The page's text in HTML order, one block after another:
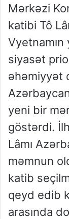
Mərkəzi
katibi Tô
siyasət
əhəmiyyət
yeni bir
göstərdi.
Lâmı
məmnun
katib
qeyd edib
arasında